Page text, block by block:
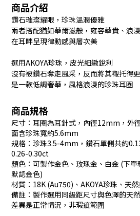
商品介紹
鑽石璀璨耀眼，珍珠溫潤優雅
兩者搭配猶如華爾滋般，雍容華貴、浪
在耳畔呈現律動感與層次美
選用AKOYA珍珠，皮光細緻銳利
沒有被鑽石奪走風采，反而將其襯托得
是一款低調奢華，風格浪漫的珍珠耳圈
商品規格
尺寸：耳圈為耳針式，內徑12mm，外
面含珍珠寬約5.6mm
規格：珍珠3.5-4mm，鑽石單側共約
0.26-0.30ct
顏色：可製作金色、玫瑰金、白金 (下
默認金色)
材質：18K (Au750)、AKOYA珍珠、天
備註：製作選用同級距尺寸與色澤的天
差異是正常情況，非瑕疵範圍